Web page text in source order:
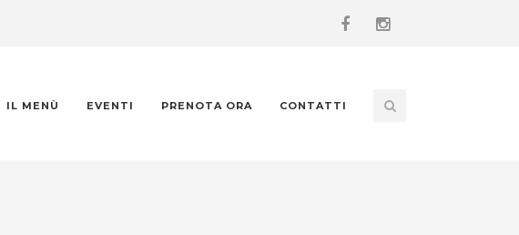
IL MENÙ EVENTI PRENOTA ORA CONTATTI